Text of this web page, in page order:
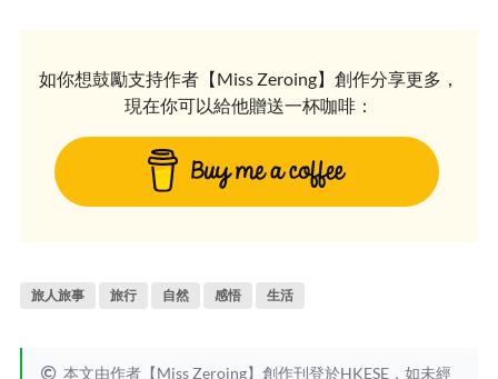
如你想鼓勵支持作者【Miss Zeroing】創作分享更多，
現在你可以給他贈送一杯咖啡：
旅人旅事 旅行 自然 感悟 生活
本文由作者【Miss Zeroing】創作刊登於HKESE，如未經